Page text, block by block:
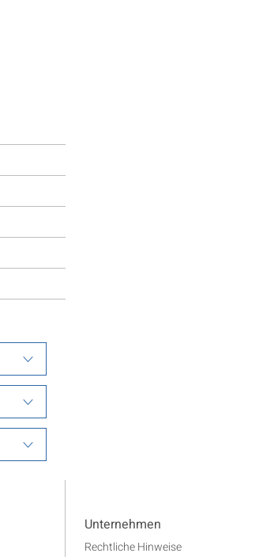
Unternehmen
Rechtliche Hinweise